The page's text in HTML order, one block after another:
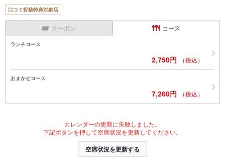
口コミ投稿特典対象店
クーポン コース
ランチコース
2,750円 （税込）
おまかせコース
7,260円 （税込）
カレンダーの更新に失敗しました。
下記ボタンを押して空席状況を更新してください。
空席状況を更新する